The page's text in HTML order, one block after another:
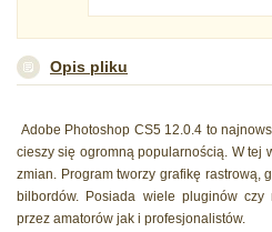
Opis pliku
Adobe Photoshop CS5 12.0.4 to
cieszy się ogromną popularnością. W tej
zmian. Program tworzy grafikę rastrową,
bilbordów. Posiada wiele pluginów czy
przez amatorów jak i profesjonalistów.